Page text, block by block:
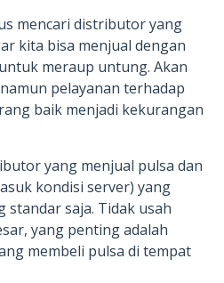
mencari distributor yang
kita bisa menjual dengan
meraup untung. Akan
pelayanan terhadap
baik menjadi kekurangan
yang menjual pulsa dan
kondisi server) yang
standar saja. Tidak usah
yang penting adalah
membeli pulsa di tempat